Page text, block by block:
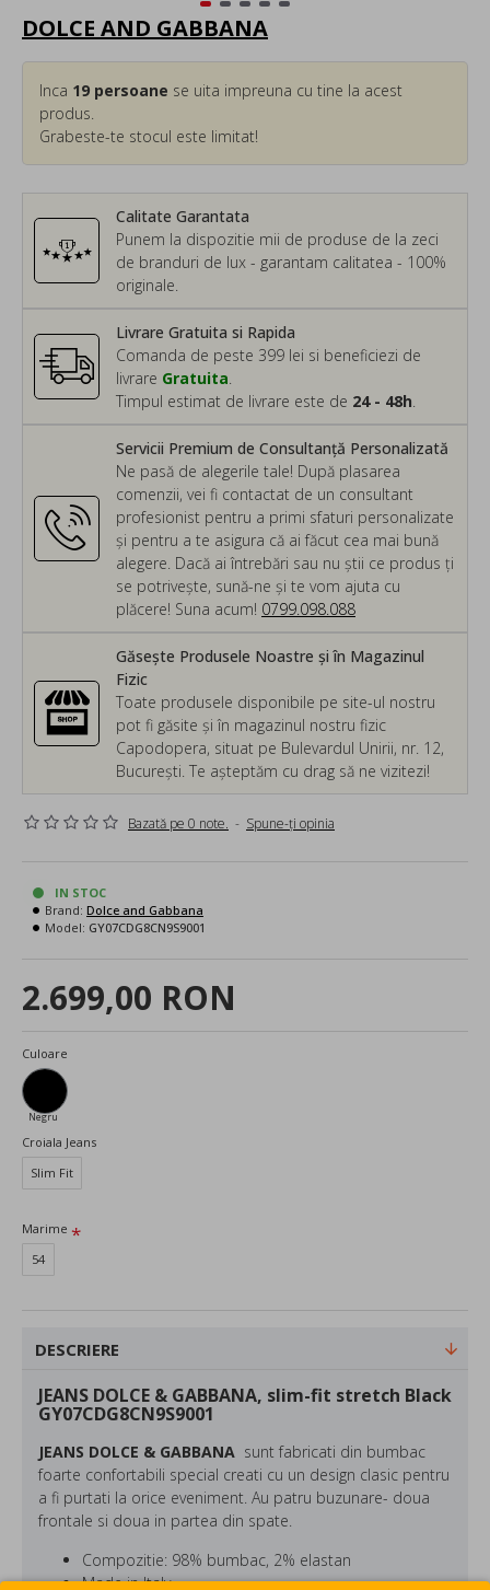
DOLCE AND GABBANA
Calitate Garantata
Punem la dispozitie mii de produse de la zeci
de branduri de lux - garantam calitatea - 100%
originale.
Inca 19 persoane se uita impreuna cu tine la acest
produs.
Grabeste-te stocul este limitat!
Servicii Premium de Consultanță Personalizată
Ne pasă de alegerile tale! După plasarea
comenzii, vei fi contactat de un consultant
profesionist pentru a primi sfaturi personalizate
și pentru a te asigura că ai făcut cea mai bună
alegere. Dacă ai întrebări sau nu știi ce produs ți
se potrivește, sună-ne și te vom ajuta cu
plăcere! Suna acum! 0799.098.088
Livrare Gratuita si Rapida
Comanda de peste 399 lei si beneficiezi de
livrare Gratuita
Timpul estimat de livrare este de 24 - 48h
Găsește Produsele Noastre și în Magazinul
Fizic
Toate produsele disponibile pe site-ul nostru
pot fi găsite și în magazinul nostru fizic
Capodopera, situat pe Bulevardul Unirii, nr. 12,
București. Te așteptăm cu drag să ne vizitezi!
Bazată pe 0 note. - Spune-ţi opinia
2.699,00 RON
IN STOC
Brand: Dolce and Gabbana
Model: GY07CDG8CN9S9001
Culoare
Negru
Croiala Jeans
Slim Fit
Marime
54
DESCRIERE
JEANS DOLCE & GABBANA, slim-fit stretch Black
GY07CDG8CN9S9001
JEANS DOLCE & GABBANA sunt fabricati din bumbac
foarte confortabili special creati cu un design clasic pentru
a fi purtati la orice eveniment. Au patru buzunare- doua
frontale si doua in partea din spate.
Compozitie: 98% bumbac, 2% elastan
Made in Italy